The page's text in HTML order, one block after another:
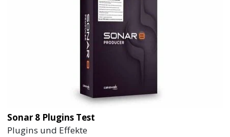
Sonar 8 Plugins Test
Plugins und Effekte